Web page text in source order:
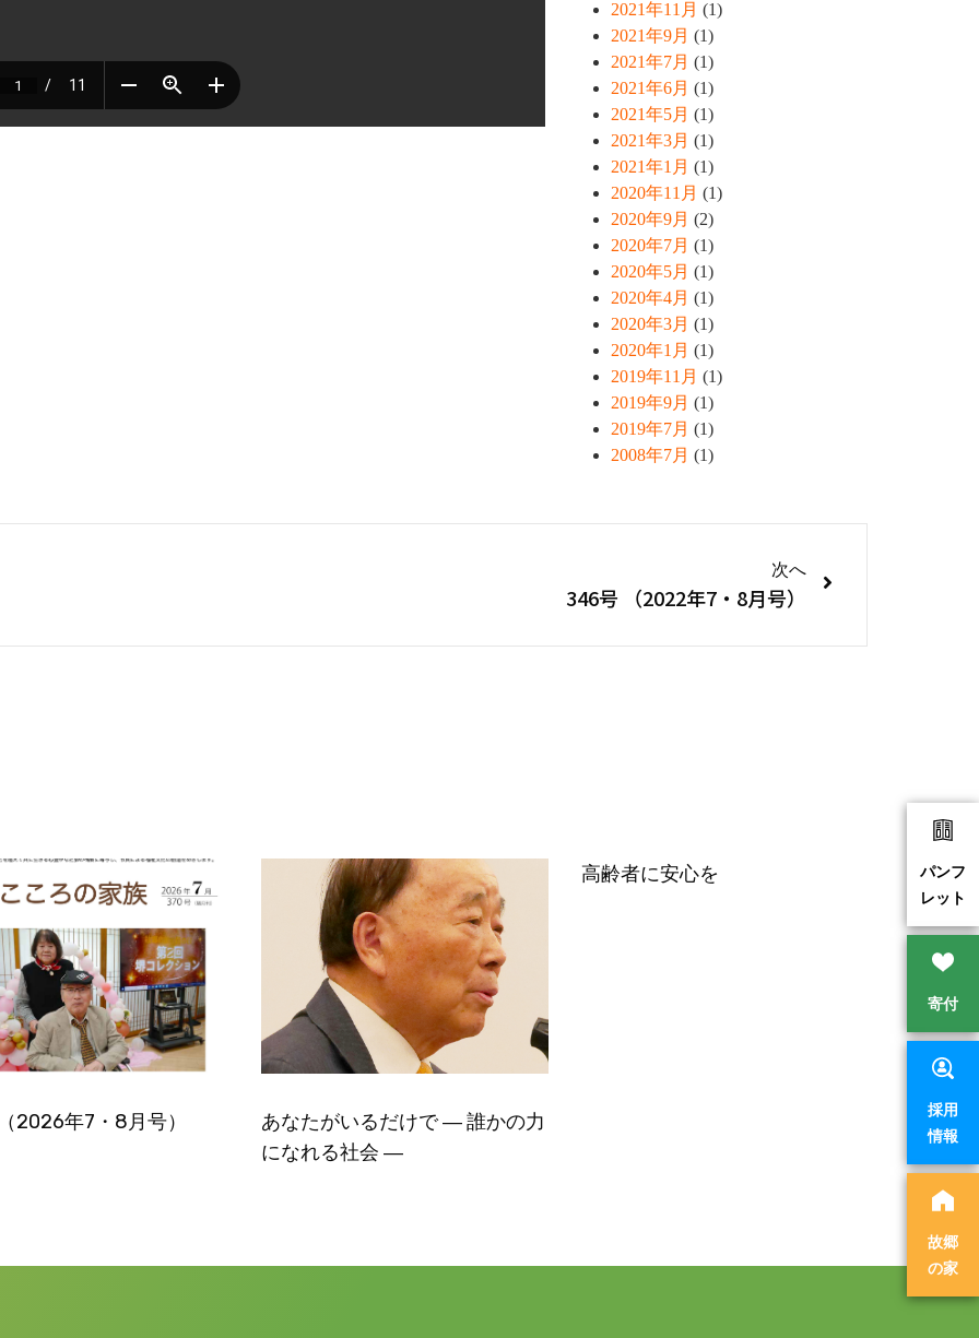
2021年11月 (1)
2021年9月 (1)
2021年7月 (1)
2021年6月 (1)
2021年5月 (1)
2021年3月 (1)
2021年1月 (1)
2020年11月 (1)
2020年9月 (2)
2020年7月 (1)
2020年5月 (1)
2020年4月 (1)
2020年3月 (1)
2020年1月 (1)
2019年11月 (1)
2019年9月 (1)
2019年7月 (1)
2008年7月 (1)
次へ
346号 （2022年7・8月号）
2026年7・8月号）
あなたがいるだけで ― 誰かの力
になれる社会 ―
高齢者に安心を
パンフ
レット
寄付
採用
情報
故郷
の家